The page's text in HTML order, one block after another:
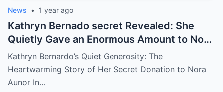
News • 1 year ago
Kathryn Bernado secret Revealed: She
Quietly Gave an Enormous Amount to Nora
Aunor—The Reason Behind It Will Break
Your Heart!
Kathryn Bernardo’s Quiet Generosity: The
Heartwarming Story of Her Secret Donation to Nora
Aunor In…